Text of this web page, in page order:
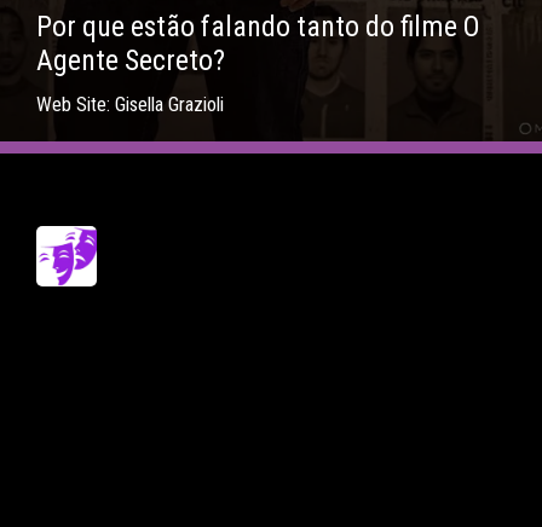
Por que estão falando tanto do filme O
Agente Secreto?
Web Site: Gisella Grazioli